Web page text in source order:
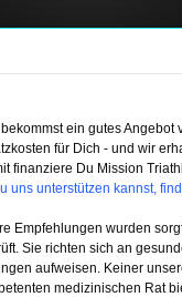
ein gutes Angebot
für Dich - und wir
finanziere Du Mission
uns unterstützen kannst,
Empfehlungen wurden
Sie richten sich an
aufweisen. Keiner
medizinischen Rat